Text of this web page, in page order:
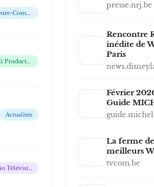
Auteure-Compositrice-Interprète, Musicienne, Productrice, Actrice Et Mannequin
DJ Et Productrice Belge
Actualités
Radio Télévision Belge Francophone
presse.nrj.be
Rencontre
inédite de
Paris
Février
Guide
La ferme
meilleurs
tvcom.be